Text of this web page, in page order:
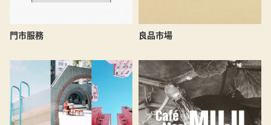
門市服務 良品市場